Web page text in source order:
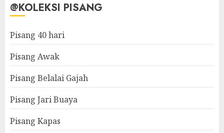
@KOLEKSI PISANG
Pisang 40 hari
Pisang Awak
Pisang Belalai Gajah
Pisang Jari Buaya
Pisang Kapas